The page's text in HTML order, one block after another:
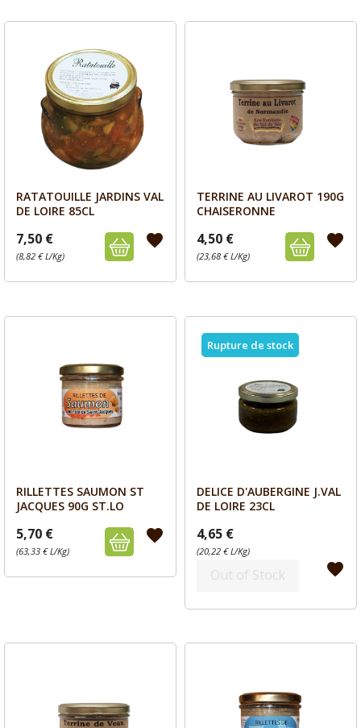
Aperçu
RATATOUILLE JARDINS VAL
DE LOIRE 85CL
7,50 €
(8,82 € L/Kg)
favorite
Aperçu
TERRINE AU LIVAROT 190G
CHAISERONNE
4,50 €
(23,68 € L/Kg)
favorite
 Aperçu
RILLETTES SAUMON ST
JACQUES 90G ST.LO
5,70 €
(63,33 € L/Kg)
favorite
Aperçu
DELICE D'AUBERGINE J.VAL
DE LOIRE 23CL
4,65 €
(20,22 € L/Kg)
Out of Stock favorite
Rupture de stock